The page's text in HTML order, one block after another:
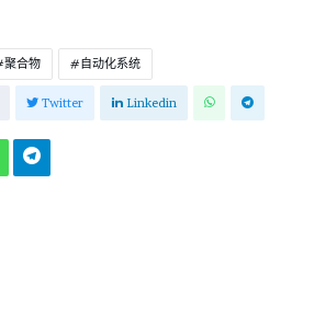
聚合物 自动化系统
Twitter Linkedin